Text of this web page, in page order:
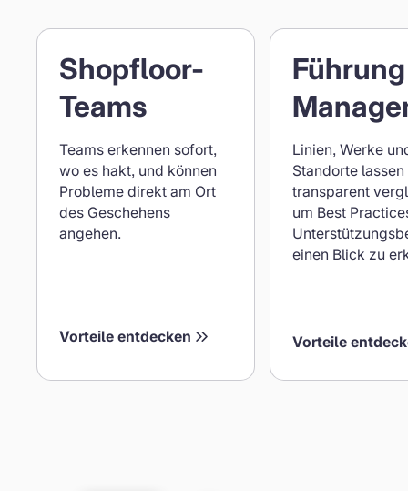
Shopfloor-
Teams
Teams erkennen sofort,
wo es hakt, und können
Probleme direkt am Ort
des Geschehens
angehen.
Vorteile entdecken
Vorteile
Shopfloor
Teams
Linien, Werke
Standorte lassen
transparent
um Best
einen Blick zu
Vorteile
Vorteile
Führung
Management